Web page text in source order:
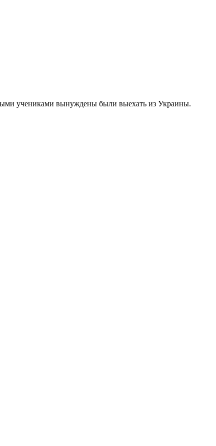
учениками вынуждены были выехать из Украины.